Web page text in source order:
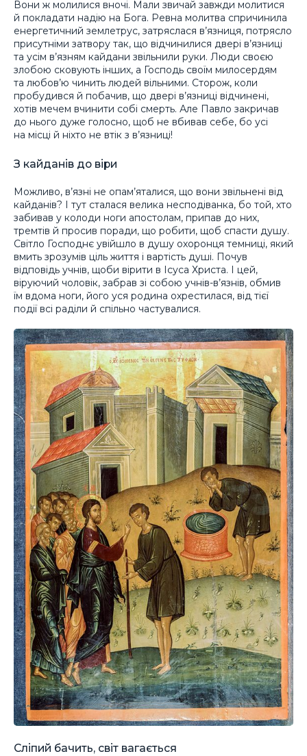
Вони ж молилися вночі. Мали звичай завжди молитися
й покладати надію на Бога. Ревна молитва спричинила
енергетичний землетрус, затряслася в’язниця, потрясло
присутніми затвору так, що відчинилися двері в’язниці
та усім в’язням кайдани звільнили руки. Люди своєю
злобою сковують інших, а Господь своїм милосердям
та любов’ю чинить людей вільними. Сторож, коли
пробудився й побачив, що двері в’язниці відчинені,
хотів мечем вчинити собі смерть. Але Павло закричав
до нього дуже голосно, щоб не вбивав себе, бо усі
на місці й ніхто не втік з в’язниці!
З кайданів до віри
Можливо, в’язні не опам’яталися, що вони звільнені від
кайданів? І тут сталася велика несподіванка, бо той, хто
забивав у колоди ноги апостолам, припав до них,
тремтів й просив поради, що робити, щоб спасти душу.
Світло Господнє увійшло в душу охоронця темниці, який
вмить зрозумів ціль життя і вартість душі. Почув
відповідь учнів, щоби вірити в Ісуса Христа. І цей,
віруючий чоловік, забрав зі собою учнів-в’язнів, обмив
їм вдома ноги, його уся родина охрестилася, від тієї
події всі раділи й спільно частувалися.
Сліпий бачить, світ вагається